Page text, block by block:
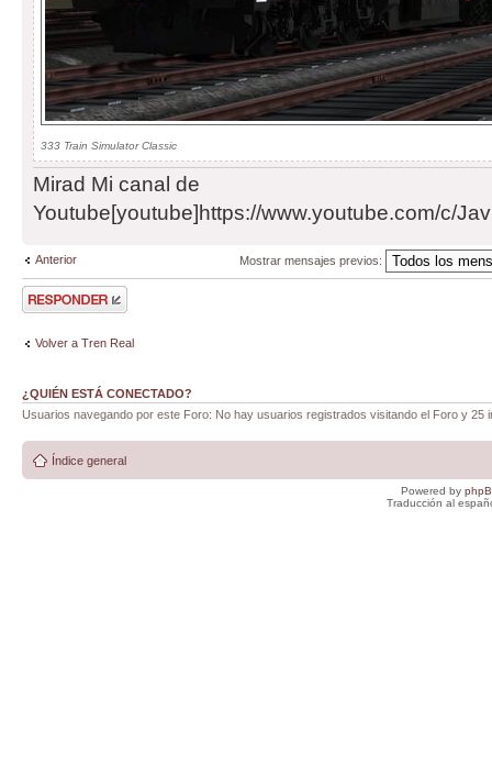
333 Train Simulator Classic
Mirad Mi canal de
Youtube[youtube]https://www.youtube.com/c/
Anterior Mostrar mensajes previos:
Publicar una
respuesta
Volver a Tren Real
¿QUIÉN ESTÁ CONECTADO?
Usuarios navegando por este Foro: No hay usuarios registrados visitando el Foro y 25
Índice general
Powered by
Traducción al